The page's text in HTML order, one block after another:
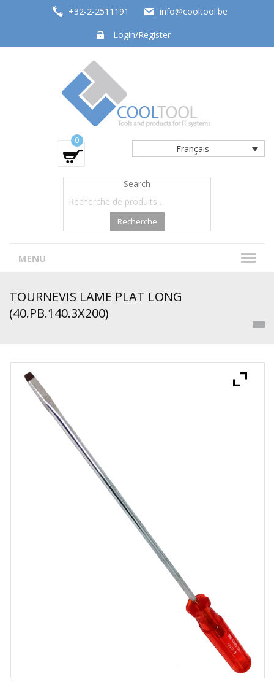
+32-2-2511191
info@cooltool.be
Login/Register
Tools and products for office systems
Français
0
Search
Recherche
MENU
TOURNEVIS LAME PLAT LONG
(40.PB.140.3X200)